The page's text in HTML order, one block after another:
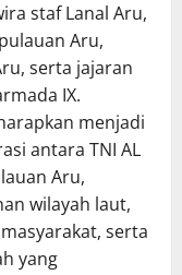
staf Lanal Aru,
Aru,
serta jajaran
IX.
menjadi
antara TNI AL
Aru,
wilayah laut,
serta
yang